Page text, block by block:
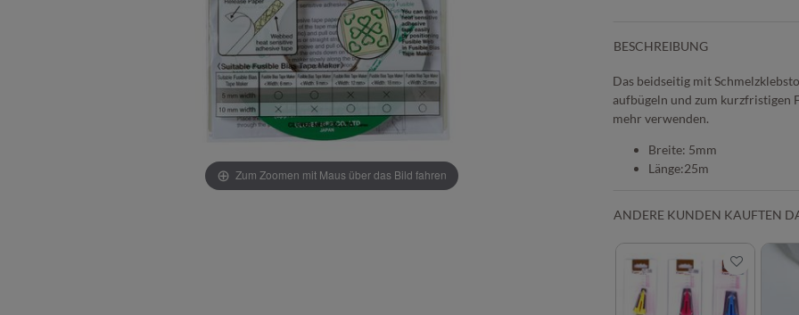
Zum Zoomen mit Maus über das Bild fahren
BESCHREIBUNG
Das beidseitig mit
aufbügeln und zum kurzfristigen
mehr verwenden.
Breite: 5mm
Länge:25m
ANDERE KUNDEN KAUFTEN